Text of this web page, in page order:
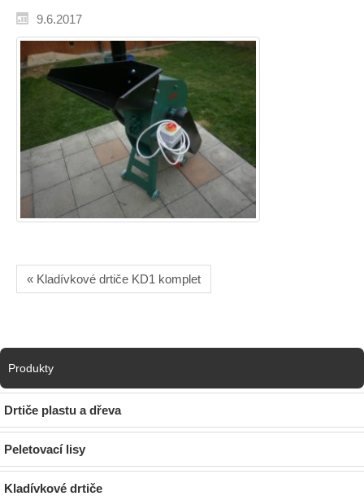
9.6.2017
« Kladívkové drtiče KD1 komplet
Produkty
Drtiče plastu a dřeva
Peletovací lisy
Kladívkové drtiče